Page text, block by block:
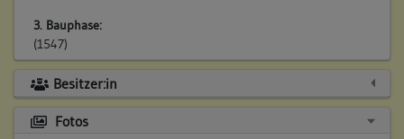
3. Bauphase:
(1547)
Um 1547, als Ersatz des Daches von 1328, wurde die
Türmerstube mit zugehörigem Spitzhelm (Zeltdach) erbaut
(d)
Betroffene Gebäudeteile:
Besitzer:in
Fotos